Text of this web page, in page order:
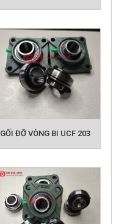
GỐI ĐỠ VÒNG BI UCF 203